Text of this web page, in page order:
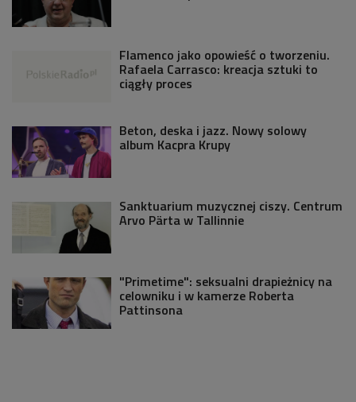
Flamenco jako opowieść o tworzeniu.
Rafaela Carrasco: kreacja sztuki to
ciągły proces
Beton, deska i jazz. Nowy solowy
album Kacpra Krupy
Sanktuarium muzycznej ciszy. Centrum
Arvo Pärta w Tallinnie
"Primetime": seksualni drapieżnicy na
celowniku i w kamerze Roberta
Pattinsona